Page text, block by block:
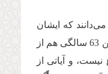
که ایشان
شخصی بوده که در حدود 1400سال پیش در شبه جزیره عربستان متولد شده، در چهل سالگی به نبوت برگزیده شده و در سن 63 سالگی هم از
و آیاتی از